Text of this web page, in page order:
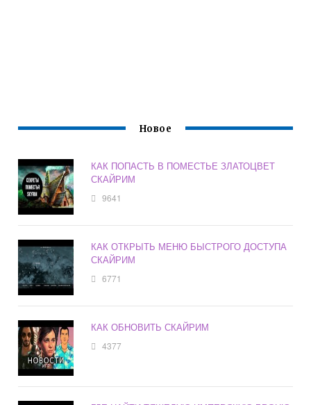
Новое
КАК ПОПАСТЬ В ПОМЕСТЬЕ ЗЛАТОЦВЕТ
СКАЙРИМ
9641
КАК ОТКРЫТЬ МЕНЮ БЫСТРОГО ДОСТУПА
СКАЙРИМ
6771
КАК ОБНОВИТЬ СКАЙРИМ
4377